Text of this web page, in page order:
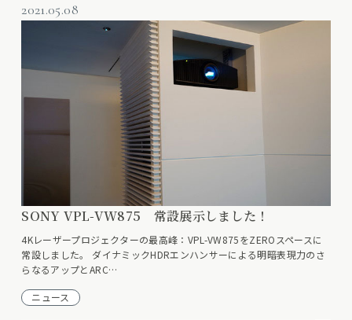
2021.05.08
SONY VPL-VW875 常設展示しました！
4Kレーザープロジェクターの最高峰：VPL-VW875をZEROスペースに
常設しました。 ダイナミックHDRエンハンサーによる明暗表現力のさ
らなるアップとARC…
ニュース